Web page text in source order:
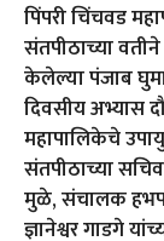
पिंपरी चिंचवड
संतपीठाच्या
केलेल्या पंजाब
दिवसीय अभ्यास
महापालिकेचे
संतपीठाच्या
मुळे, संचालक हभप
ज्ञानेश्वर गाडगे